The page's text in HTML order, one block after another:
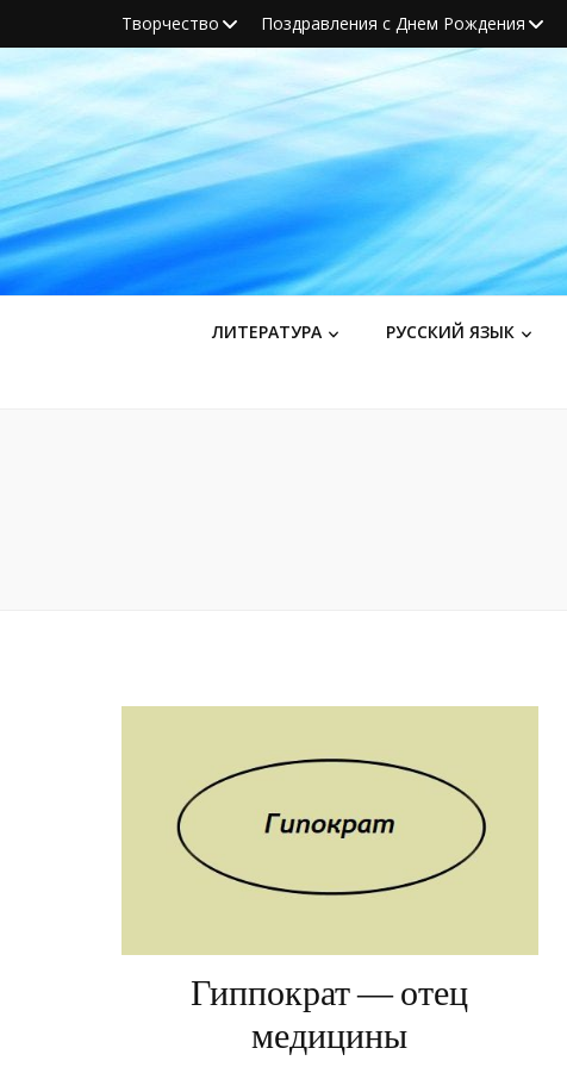
Творчество Поздравления с Днем Рождения
ЛИТЕРАТУРА РУССКИЙ ЯЗЫК
Гиппократ — отец
медицины